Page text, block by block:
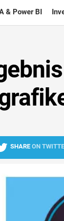
& Power BI
SHARE ON